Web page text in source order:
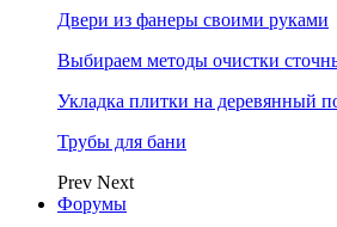
Двери из фанеры своими руками
Выбираем методы очистки
Укладка плитки на деревянный
Трубы для бани
Prev Next
Форумы